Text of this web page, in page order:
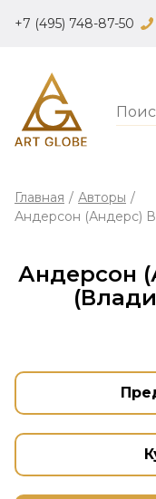
+7 (495) 748-87-50
Главная / Авторы /
Андерсон (Андерс)
Андерсон